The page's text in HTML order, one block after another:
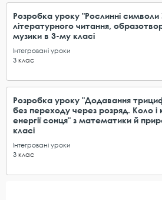
Розробка уроку "Рослинні символи
літературного читання,
музики в 3-му класі
Інтегровані уроки
3 клас
Розробка уроку "Додавання
без переходу через розряд. Коло і
енергії сонця" з математики й
класі
Інтегровані уроки
3 клас